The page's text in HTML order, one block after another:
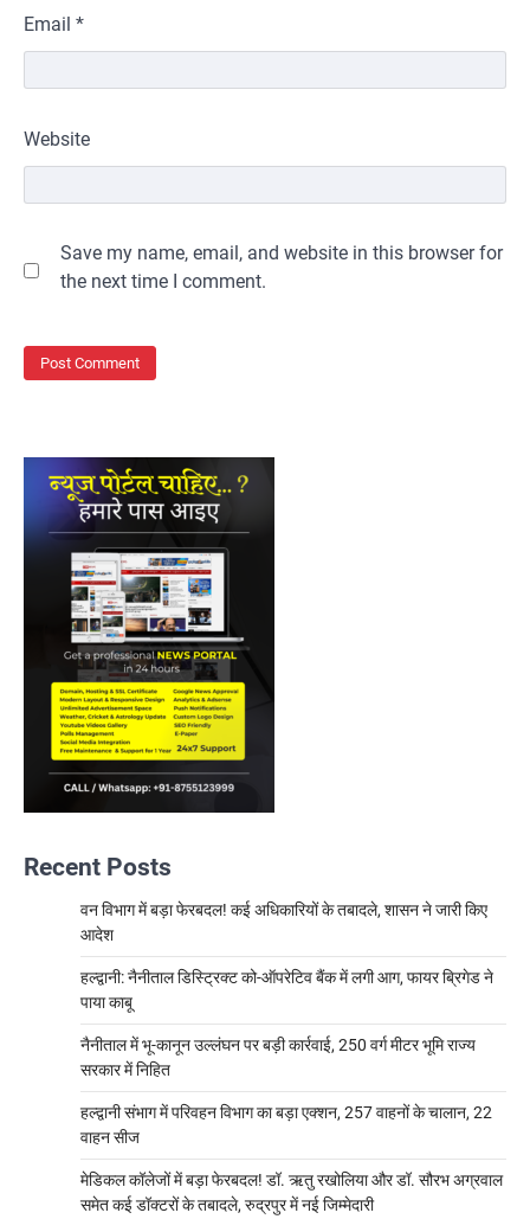
Email *
Website
Save my name, email, and website in this browser for
the next time I comment.
Recent Posts
वन विभाग में बड़ा फेरबदल! कई अधिकारियों के तबादले, शासन ने जारी किए
आदेश
हल्द्वानी: नैनीताल डिस्ट्रिक्ट को-ऑपरेटिव बैंक में लगी आग, फायर ब्रिगेड ने
पाया काबू
नैनीताल में भू-कानून उल्लंघन पर बड़ी कार्रवाई, 250 वर्ग मीटर भूमि राज्य
सरकार में निहित
हल्द्वानी संभाग में परिवहन विभाग का बड़ा एक्शन, 257 वाहनों के चालान, 22
वाहन सीज
मेडिकल कॉलेजों में बड़ा फेरबदल! डॉ. ऋतु रखोलिया और डॉ. सौरभ अग्रवाल
समेत कई डॉक्टरों के तबादले, रुद्रपुर में नई जिम्मेदारी